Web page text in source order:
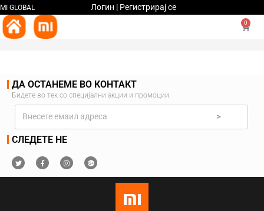
MI GLOBAL Логин | Регистрирај се
0
ДА ОСТАНЕМЕ ВО КОНТАКТ
Бидете во тек со специјални акции и промоции
>
СЛЕДЕТЕ НЕ